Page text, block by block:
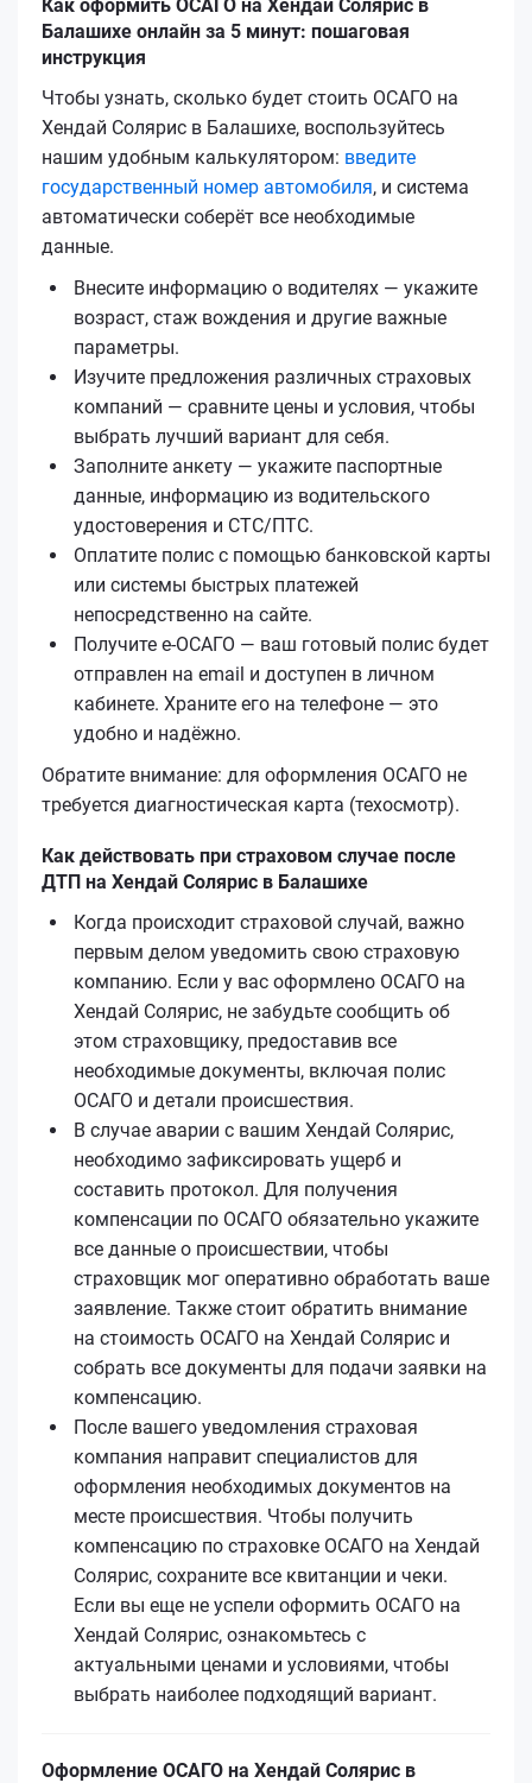
Как оформить ОСАГО на Хендай Солярис в
Балашихе онлайн за 5 минут: пошаговая
инструкция
Чтобы узнать, сколько будет стоить ОСАГО на
Хендай Солярис в Балашихе, воспользуйтесь
нашим удобным калькулятором: введите
государственный номер автомобиля, и система
автоматически соберёт все необходимые
данные.
Внесите информацию о водителях — укажите
возраст, стаж вождения и другие важные
параметры.
Изучите предложения различных страховых
компаний — сравните цены и условия, чтобы
выбрать лучший вариант для себя.
Заполните анкету — укажите паспортные
данные, информацию из водительского
удостоверения и СТС/ПТС.
Оплатите полис с помощью банковской карты
или системы быстрых платежей
непосредственно на сайте.
Получите е‑ОСАГО — ваш готовый полис будет
отправлен на email и доступен в личном
кабинете. Храните его на телефоне — это
удобно и надёжно.
Обратите внимание: для оформления ОСАГО не
требуется диагностическая карта (техосмотр).
Как действовать при страховом случае после
ДТП на Хендай Солярис в Балашихе
Когда происходит страховой случай, важно
первым делом уведомить свою страховую
компанию. Если у вас оформлено ОСАГО на
Хендай Солярис, не забудьте сообщить об
этом страховщику, предоставив все
необходимые документы, включая полис
ОСАГО и детали происшествия.
В случае аварии с вашим Хендай Солярис,
необходимо зафиксировать ущерб и
составить протокол. Для получения
компенсации по ОСАГО обязательно укажите
все данные о происшествии, чтобы
страховщик мог оперативно обработать ваше
заявление. Также стоит обратить внимание
на стоимость ОСАГО на Хендай Солярис и
собрать все документы для подачи заявки на
компенсацию.
После вашего уведомления страховая
компания направит специалистов для
оформления необходимых документов на
месте происшествия. Чтобы получить
компенсацию по страховке ОСАГО на Хендай
Солярис, сохраните все квитанции и чеки.
Если вы еще не успели оформить ОСАГО на
Хендай Солярис, ознакомьтесь с
актуальными ценами и условиями, чтобы
выбрать наиболее подходящий вариант.
Оформление ОСАГО на Хендай Солярис в